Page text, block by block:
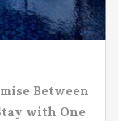
Between
with One